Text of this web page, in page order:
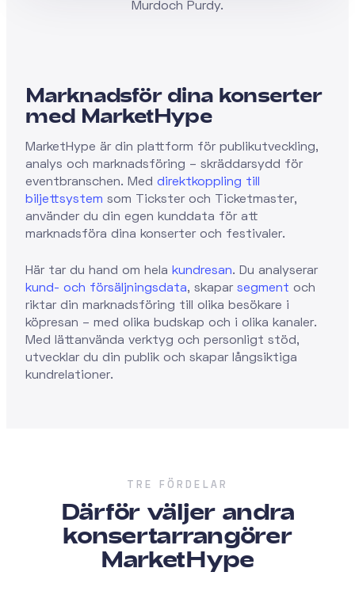
Murdoch Purdy.
Marknadsför dina konserter
med MarketHype
MarketHype är din plattform för publikutveckling,
analys och marknadsföring – skräddarsydd för
eventbranschen. Med direktkoppling till
biljettsystem som Tickster och Ticketmaster,
använder du din egen kunddata för att
marknadsföra dina konserter och festivaler.
Här tar du hand om hela kundresan. Du analyserar
kund- och försäljningsdata, skapar segment och
riktar din marknadsföring till olika besökare i
köpresan – med olika budskap och i olika kanaler.
Med lättanvända verktyg och personligt stöd,
utvecklar du din publik och skapar långsiktiga
kundrelationer.
TRE FÖRDELAR
Därför väljer andra
konsertarrangörer
MarketHype